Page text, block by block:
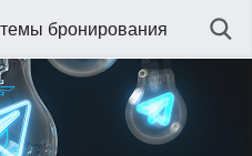
бронирования